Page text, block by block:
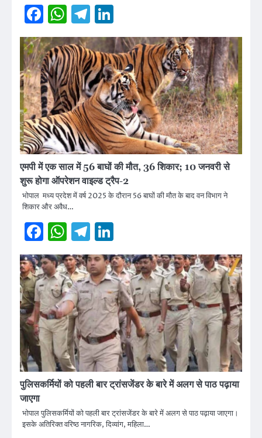
Facebook
WhatsApp
Telegram
एमपी में एक साल में 56 बाघों की मौत, 36 शिकार; 10 जनवरी से
शुरू होगा ऑपरेशन वाइल्ड ट्रैप-2
भोपाल मध्य प्रदेश में वर्ष 2025 के दौरान 56 बाघों की मौत के बाद वन विभाग ने
शिकार और अवैध…
Facebook
WhatsApp
Telegram
पुलिसकर्मियों को पहली बार ट्रांसजेंडर के बारे में अलग से पाठ पढ़ाया
जाएगा
भोपाल पुलिसकर्मियों को पहली बार ट्रांसजेंडर के बारे में अलग से पाठ पढ़ाया जाएगा।
इसके अतिरिक्त वरिष्ठ नागरिक, दिव्यांग, महिला…